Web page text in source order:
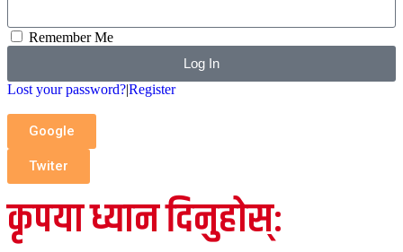
Remember Me
Log In
Lost your password?|Register
Google
Twiter
कृपया ध्यान दिनुहोस्: